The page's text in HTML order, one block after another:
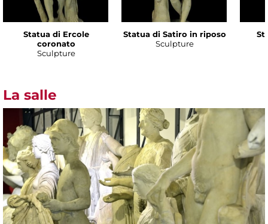
Statua di Ercole
coronato
Sculpture
Statua di Satiro in riposo
Sculpture
La salle